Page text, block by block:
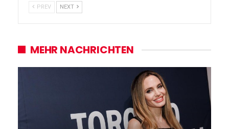
PREV NEXT
MEHR NACHRICHTEN